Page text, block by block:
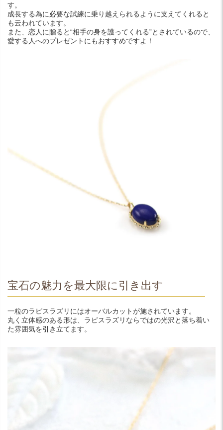
す。
成長する為に必要な試練に乗り越えられるように支えてくれると
も云われています。
また、恋人に贈ると“相手の身を護ってくれる”とされているので、
愛する人へのプレゼントにもおすすめですよ！
宝石の魅力を最大限に引き出す
一粒のラピスラズリにはオーバルカットが施されています。
丸く立体感のある形は、ラピスラズリならではの光沢と落ち着い
た雰囲気を引き立てます。